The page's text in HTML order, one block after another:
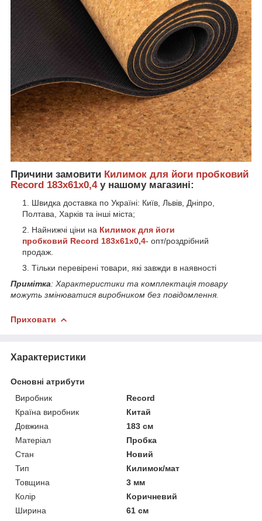
Причини замовити Килимок для йоги пробковий
Record 183x61x0,4 у нашому магазині:
Швидка доставка по Україні: Київ, Львів, Дніпро,
Полтава, Харків та інші міста;
Найнижчі ціни на Килимок для йоги
пробковий Record 183x61x0,4- опт/роздрібний
продаж.
Тільки перевірені товари, які завжди в наявності
Примітка: Характеристики та комплектація товару
можуть змінюватися виробником без повідомлення.
Приховати
Характеристики
Основні атрибути
Виробник
Record
Країна виробник
Китай
Довжина
183 см
Матеріал
Пробка
Стан
Новий
Тип
Килимок/мат
Товщина
3 мм
Колір
Коричневий
Ширина
61 см